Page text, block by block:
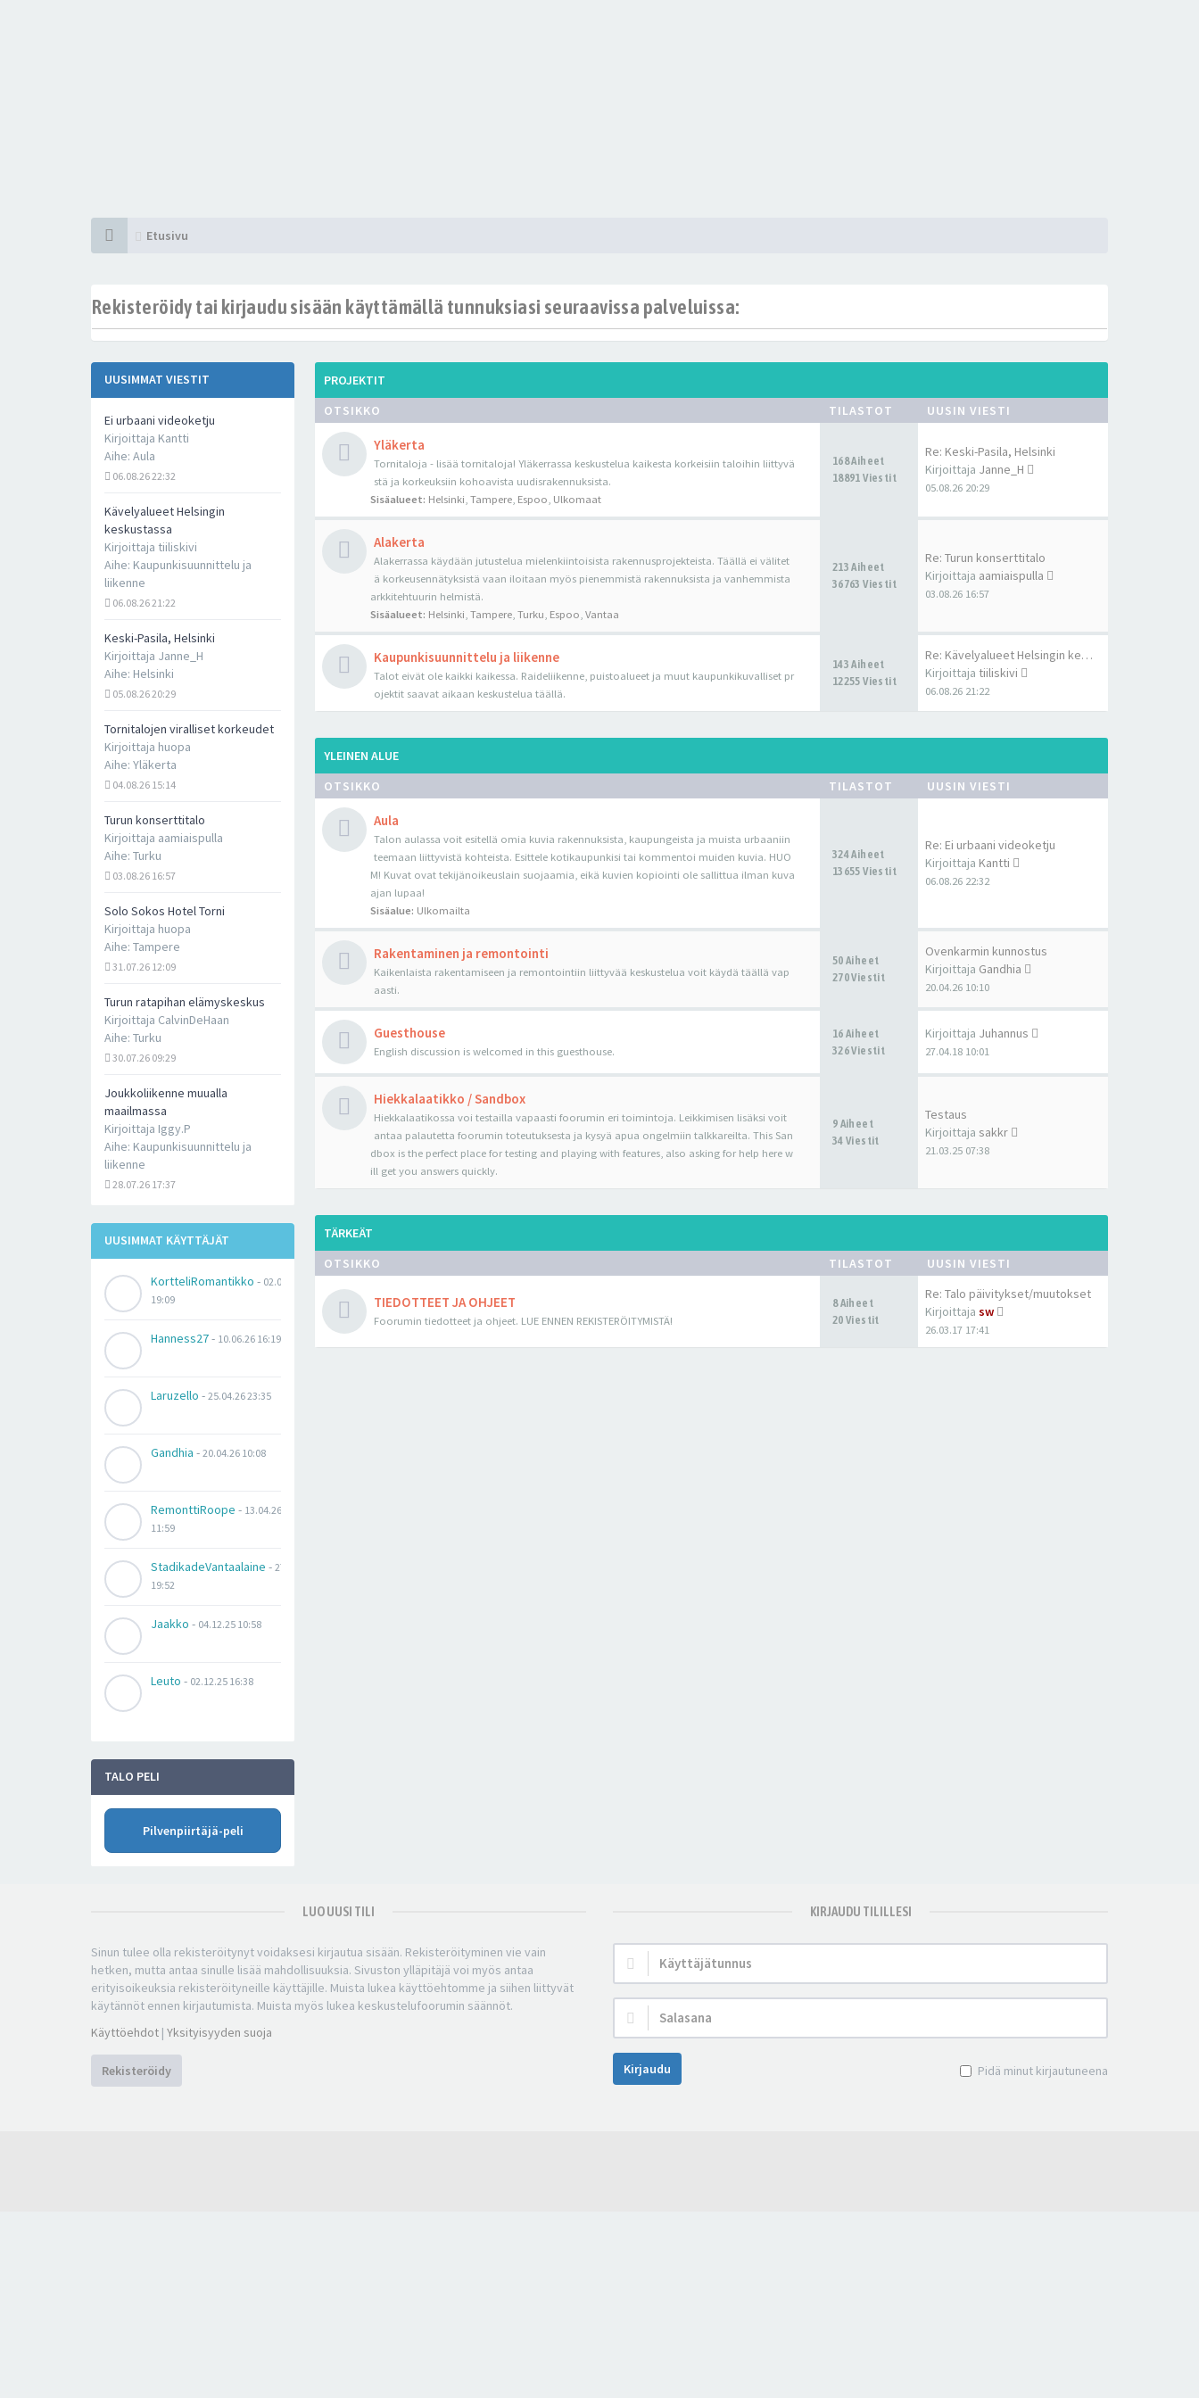
Etusivu
Rekisteröidy tai kirjaudu sisään käyttämällä tunnuksiasi seuraavissa palveluissa:
UUSIMMAT VIESTIT
Ei urbaani videoketju
Kirjoittaja Kantti
Aihe: Aula
06.08.26 22:32
Kävelyalueet Helsingin
keskustassa
Kirjoittaja tiiliskivi
Aihe: Kaupunkisuunnittelu ja
liikenne
06.08.26 21:22
Keski-Pasila, Helsinki
Kirjoittaja Janne_H
Aihe: Helsinki
05.08.26 20:29
Tornitalojen viralliset korkeudet
Kirjoittaja huopa
Aihe: Yläkerta
04.08.26 15:14
Turun konserttitalo
Kirjoittaja aamiaispulla
Aihe: Turku
03.08.26 16:57
Solo Sokos Hotel Torni
Kirjoittaja huopa
Aihe: Tampere
31.07.26 12:09
Turun ratapihan elämyskeskus
Kirjoittaja CalvinDeHaan
Aihe: Turku
30.07.26 09:29
Joukkoliikenne muualla
maailmassa
Kirjoittaja Iggy.P
Aihe: Kaupunkisuunnittelu ja
liikenne
28.07.26 17:37
UUSIMMAT KÄYTTÄJÄT
KortteliRomantikko - 02.07.26
19:09
Hanness27- 10.06.26 16:19
Laruzello - 25.04.26 23:35
Gandhia - 20.04.26 10:08
RemonttiRoope - 13.04.26
11:59
StadikadeVantaalaine - 27.03.26
19:52
Jaakko - 04.12.25 10:58
Leuto - 02.12.25 16:38
TALO PELI
Pilvenpiirtäjä-peli
PROJEKTIT
OTSIKKO
TILASTOT UUSIN VIESTI
Yläkerta
Tornitaloja - lisää tornitaloja! Yläkerrassa keskustelua kaikesta korkeisiin taloihin liittyvä
stä ja korkeuksiin kohoavista uudisrakennuksista.
Sisäalueet: Helsinki Tampere, Espoo Ulkomaat
168 Aiheet
18891 Viestit
Re: Keski-Pasila, Helsinki
Kirjoittaja Janne_H
05.08.26 20:29
Alakerta
Alakerrassa käydään jutustelua mielenkiintoisista rakennusprojekteista. Täällä ei välitet
ä korkeusennätyksistä vaan iloitaan myös pienemmistä rakennuksista ja vanhemmista
arkkitehtuurin helmistä.
Sisäalueet: Helsinki Tampere, Turku Espoo Vantaa
213 Aiheet
36763 Viestit
Re: Turun konserttitalo
Kirjoittaja aamiaispulla
03.08.26 16:57
Kaupunkisuunnittelu ja liikenne
Talot eivät ole kaikki kaikessa. Raideliikenne, puistoalueet ja muut kaupunkikuvalliset pr
ojektit saavat aikaan keskustelua täällä.
143 Aiheet
12255 Viestit
Re: Kävelyalueet Helsingin ke…
Kirjoittaja tiiliskivi
06.08.26 21:22
YLEINEN ALUE
OTSIKKO
TILASTOT UUSIN VIESTI
Aula
Talon aulassa voit esitellä omia kuvia rakennuksista, kaupungeista ja muista urbaaniin
teemaan liittyvistä kohteista. Esittele kotikaupunkisi tai kommentoi muiden kuvia. HUO
M! Kuvat ovat tekijänoikeuslain suojaamia, eikä kuvien kopiointi ole sallittua ilman kuva
ajan lupaa!
Sisäalue: Ulkomailta
324 Aiheet
13655 Viestit
Re: Ei urbaani videoketju
Kirjoittaja Kantti
06.08.26 22:32
Rakentaminen ja remontointi
Kaikenlaista rakentamiseen ja remontointiin liittyvää keskustelua voit käydä täällä vap
aasti.
50 Aiheet
270 Viestit
Ovenkarmin kunnostus
Kirjoittaja Gandhia
20.04.26 10:10
Guesthouse
English discussion is welcomed in this guesthouse.
16 Aiheet
326 Viestit
Kirjoittaja Juhannus
27.04.18 10:01
Hiekkalaatikko / Sandbox
Hiekkalaatikossa voi testailla vapaasti foorumin eri toimintoja. Leikkimisen lisäksi voit
antaa palautetta foorumin toteutuksesta ja kysyä apua ongelmiin talkkareilta. This San
dbox is the perfect place for testing and playing with features, also asking for help here w
ill get you answers quickly.
9 Aiheet
34 Viestit
Testaus
Kirjoittaja sakkr
21.03.25 07:38
TÄRKEÄT
OTSIKKO
TILASTOT UUSIN VIESTI
TIEDOTTEET JA OHJEET
Foorumin tiedotteet ja ohjeet. LUE ENNEN REKISTERÖITYMISTÄ!
8 Aiheet
20 Viestit
Re: Talo päivitykset/muutokset
Kirjoittaja sw
26.03.17 17:41
LUO UUSI TILI
Sinun tulee olla rekisteröitynyt voidaksesi kirjautua sisään. Rekisteröityminen vie vain
hetken, mutta antaa sinulle lisää mahdollisuuksia. Sivuston ylläpitäjä voi myös antaa
erityisoikeuksia rekisteröityneille käyttäjille. Muista lukea käyttöehtomme ja siihen liittyvät
käytännöt ennen kirjautumista. Muista myös lukea keskustelufoorumin säännöt.
Käyttöehdot | Yksityisyyden suoja
Rekisteröidy
KIRJAUDU TILILLESI
Käyttäjätunnus:
Salasana:
Pidä minut kirjautuneena
Kirjaudu